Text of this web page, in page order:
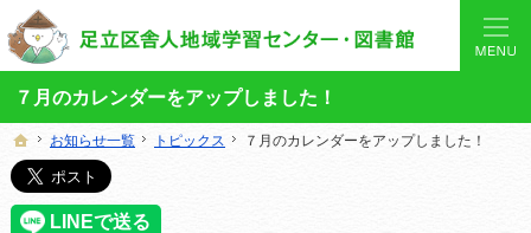
７月のカレンダーをアップしました！
あなたと「学び」を結ぶ身近なコーディネーター。当サイトでは地域の講座や施設をご案内してい
舎人地域学習センターや図書館の総合案内サイト
ホーム
お知らせ一覧 トピックス ７月のカレンダーをアップしました！
ホーム
お知らせ一覧 トピックス ７月のカレンダーをアップしました！